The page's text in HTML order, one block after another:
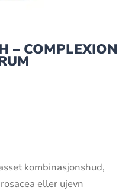
– COMPLEXION
kombinasjonshud,
eller ujevn